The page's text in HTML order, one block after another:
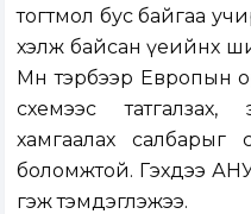
тогтмол бус байгаа
хэлж байсан үеийнх
Мөн тэрбээр Европын
схемээс
хамгаалах салбарыг
боломжтой. Гэхдээ
гэж тэмдэглэжээ.